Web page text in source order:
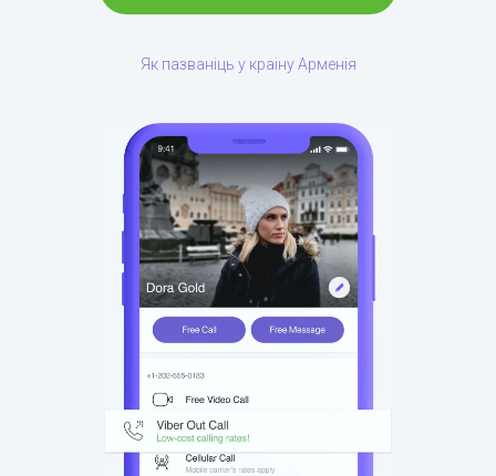
Як пазваніць у краіну Арменія